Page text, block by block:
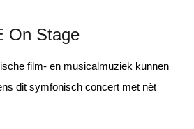
On Stage
film- en musicalmuziek kunnen
dit symfonisch concert met nèt